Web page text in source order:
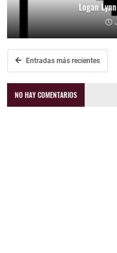
Logan
Entradas más recientes
NO HAY COMENTARIOS